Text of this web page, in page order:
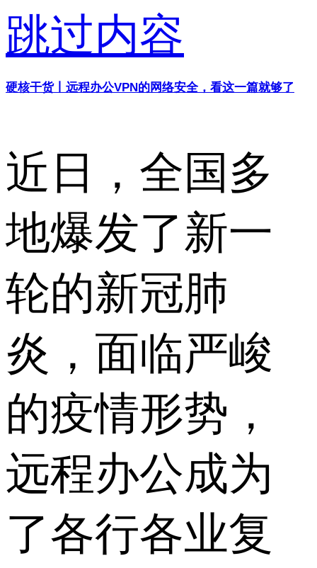
跳过内容
硬核干货丨远程办公VPN的网络安全，看这一篇就够了
近日，全国多
地爆发了新一
轮的新冠肺
炎，面临严峻
的疫情形势，
远程办公成为
了各行各业复